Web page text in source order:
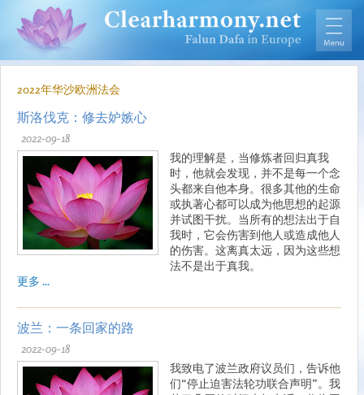
2022年华沙欧洲法会
斯洛伐克：修去妒嫉心
2022-09-18
我的理解是，当修炼者回归真我
时，他就会发现，并不是每一个念
头都来自他本身。很多其他的生命
或执著心都可以成为他思想的起源
并试图干扰。当所有的想法出于自
我时，它会伤害到他人或造成他人
的伤害。这离真太远，因为这些想
法不是出于真我。
更多 ...
波兰：一条回家的路
2022-09-18
我致电了波兰政府议员们，告诉他
们“停止迫害法轮功联合声明”。我